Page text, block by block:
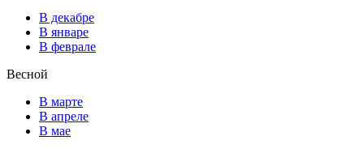
В декабре
В январе
В феврале
Весной
В марте
В апреле
В мае